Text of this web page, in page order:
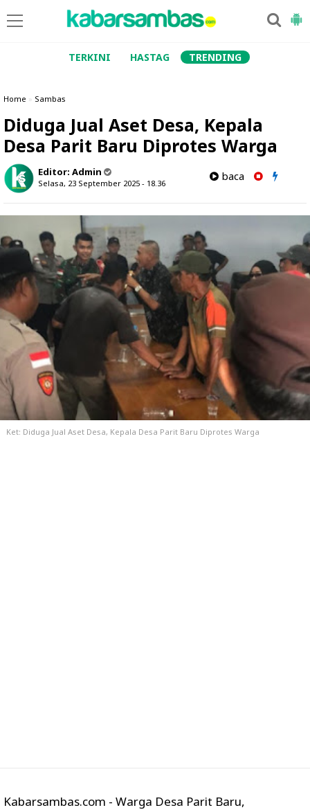
TERKINI HASTAG TRENDING
Home » Sambas
Diduga Jual Aset Desa, Kepala
Desa Parit Baru Diprotes Warga
Editor: Admin
Selasa, 23 September 2025 - 18.36
baca
Ket: Diduga Jual Aset Desa, Kepala Desa Parit Baru Diprotes Warga
Kabarsambas.com - Warga Desa Parit Baru,